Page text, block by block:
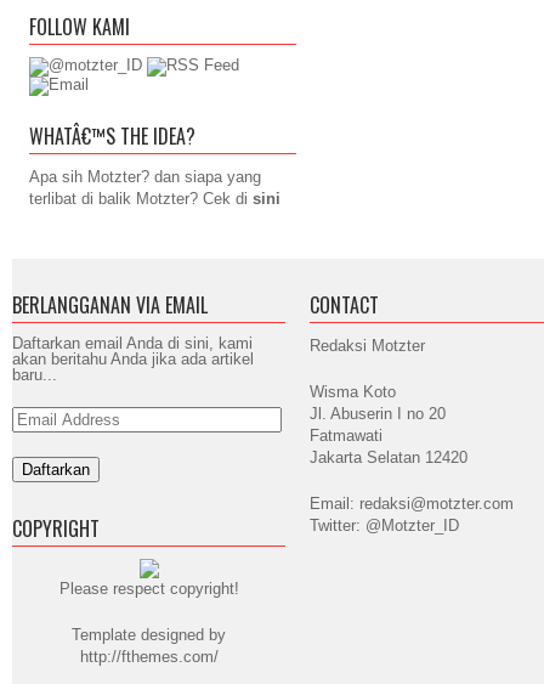
FOLLOW KAMI
WHATÂ€™S THE IDEA?
Apa sih Motzter? dan siapa yang
terlibat di balik Motzter? Cek di sini
BERLANGGANAN VIA EMAIL
Daftarkan email Anda di sini, kami
akan beritahu Anda jika ada artikel
baru...
Email
Address
COPYRIGHT
Please respect copyright!
Template designed by
http://fthemes.com/
CONTACT
Redaksi Motzter
Wisma Koto
Jl. Abuserin I no 20
Fatmawati
Jakarta Selatan 12420
Email: redaksi@motzter.com
Twitter: @Motzter_ID